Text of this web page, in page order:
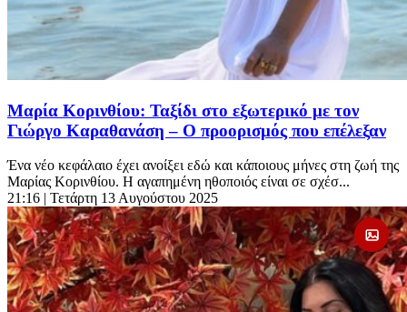
Μαρία Κορινθίου: Ταξίδι στο εξωτερικό με τον
Γιώργο Καραθανάση – Ο προορισμός που επέλεξαν
Ένα νέο κεφάλαιο έχει ανοίξει εδώ και κάποιους μήνες στη ζωή της
Μαρίας Κορινθίου. Η αγαπημένη ηθοποιός είναι σε σχέσ...
21:16 | Τετάρτη 13 Αυγούστου 2025